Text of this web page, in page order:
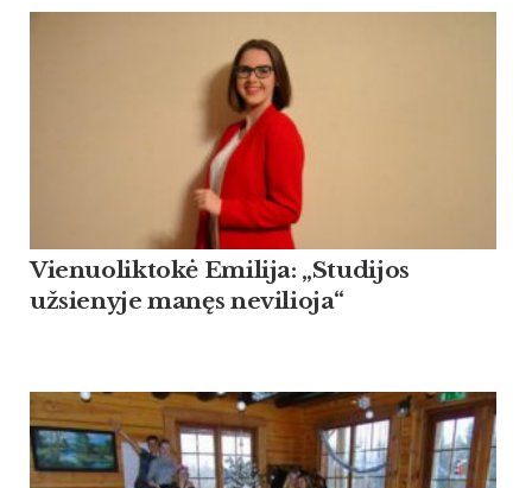
Vienuoliktokė Emilija: „Studijos
užsienyje manęs nevilioja“